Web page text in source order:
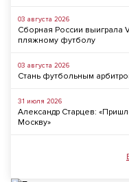
03 августа 2026
Сборная России выиграла
пляжному футболу
03 августа 2026
Стань футбольным
31 июля 2026
Александр Старцев:
Москву»